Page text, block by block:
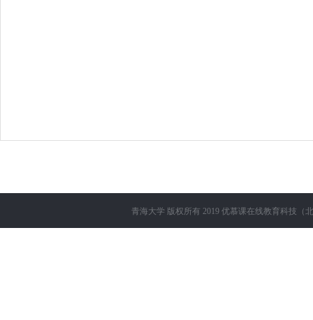
青海大学 版权所有 2019 优慕课在线教育科技（